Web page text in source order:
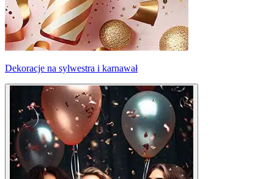
Dekoracje na sylwestra i karnawał